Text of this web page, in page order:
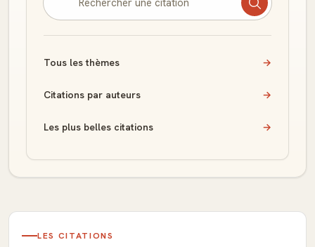
Tous les thèmes →
Citations par auteurs →
Les plus belles citations →
LES CITATIONS